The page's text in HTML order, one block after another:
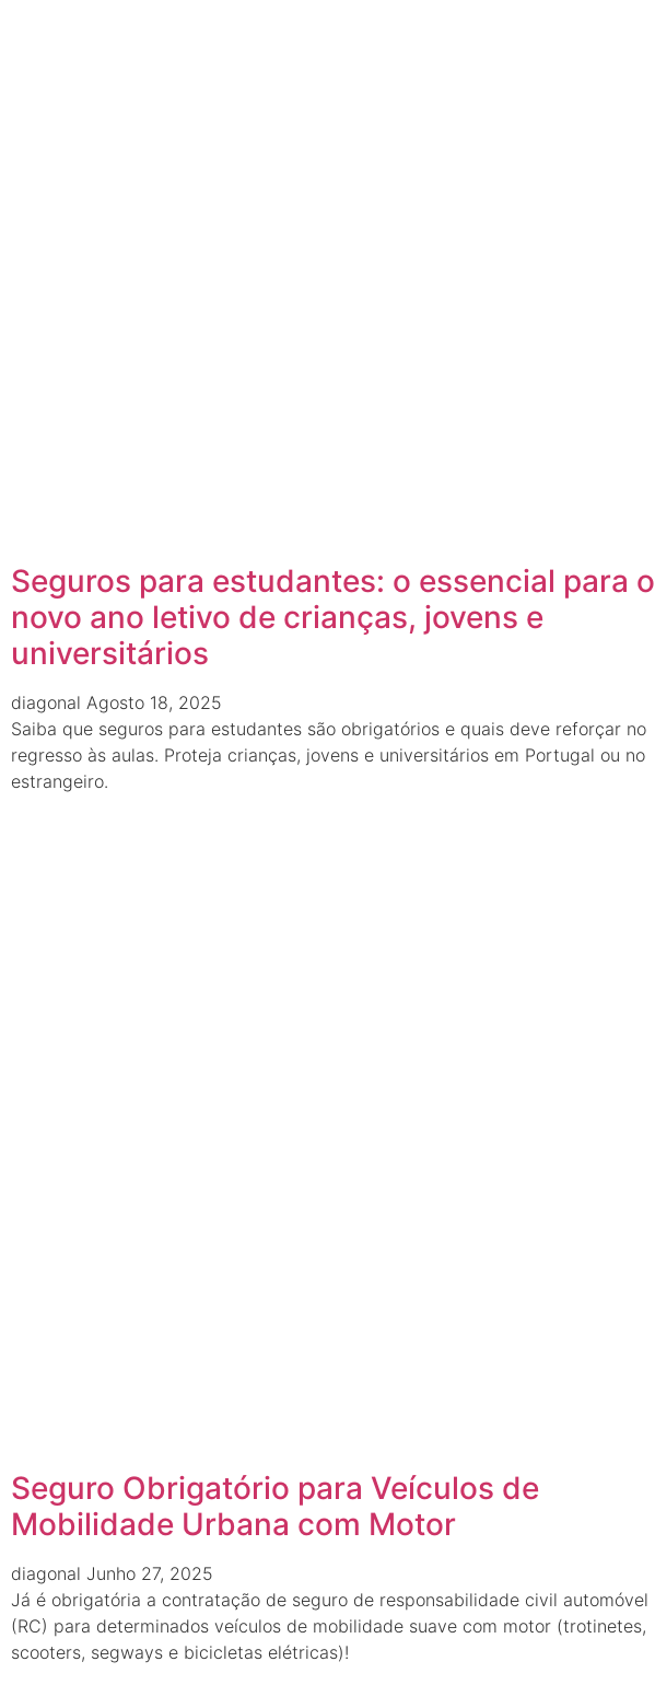
Seguros para estudantes: o essencial para o
novo ano letivo de crianças, jovens e
universitários
diagonal Agosto 18, 2025
Saiba que seguros para estudantes são obrigatórios e quais deve reforçar no
regresso às aulas. Proteja crianças, jovens e universitários em Portugal ou no
estrangeiro.
Seguro Obrigatório para Veículos de
Mobilidade Urbana com Motor
diagonal Junho 27, 2025
Já é obrigatória a contratação de seguro de responsabilidade civil automóvel
(RC) para determinados veículos de mobilidade suave com motor (trotinetes,
scooters, segways e bicicletas elétricas)!